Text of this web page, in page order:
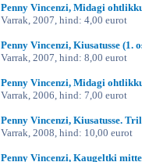
Penny Vincenzi, Midagi
Varrak, 2007, hind: 4,00 eurot
Penny Vincenzi, Kiusatusse (1.
Varrak, 2007, hind: 8,00 eurot
Penny Vincenzi, Midagi
Varrak, 2006, hind: 7,00 eurot
Penny Vincenzi, Kiusatusse.
Varrak, 2008, hind: 10,00 eurot
Penny Vincenzi, Kaugeltki